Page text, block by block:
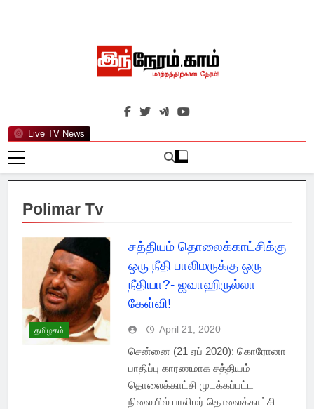
Live TV News
இந்நேரம்.காம்
செய்திகளுக்கு அப்பால்…
Polimar Tv
தமிழகம்
சத்தியம் தொலைக்காட்சிக்கு
ஒரு நீதி பாலிமருக்கு ஒரு
நீதியா?- ஜவாஹிருல்லா
கேள்வி!
April 21, 2020
சென்னை (21 ஏப் 2020): கொரோனா
பாதிப்பு காரணமாக சத்தியம்
தொலைக்காட்சி முடக்கப்பட்ட
நிலையில் பாலிமர் தொலைக்காட்சி